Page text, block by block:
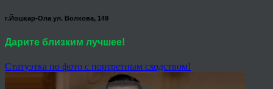
г.Йошкар-Ола ул. Волкова, 149
Дарите близким лучшее!
Статуэтка по фото с портретным сходством!